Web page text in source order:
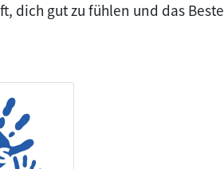
dich gut zu fühlen und das Beste